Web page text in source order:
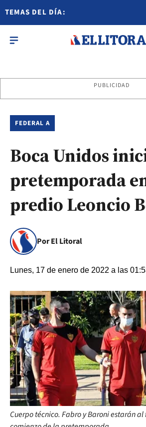
TEMAS DEL DÍA:
PUBLICIDAD
FEDERAL A
Boca Unidos
pretemporada
predio Leoncio
Por El Litoral
Lunes, 17 de enero de 2022 a las
Cuerpo técnico. Fabro y Baroni estarán